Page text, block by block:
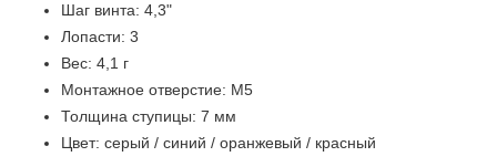
Шаг винта: 4,3"
Лопасти: 3
Вес: 4,1 г
Монтажное отверстие: М5
Толщина ступицы: 7 мм
Цвет: серый / синий / оранжевый / красный